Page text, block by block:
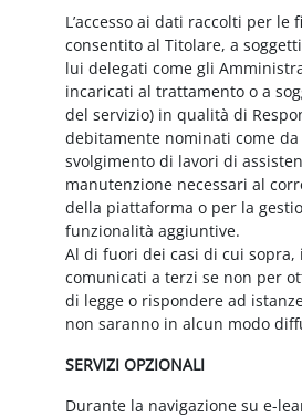
L’accesso ai dati raccolti per
consentito al Titolare, a
lui delegati come gli
incaricati al trattamento o a
del servizio) in qualità di
debitamente nominati come da
svolgimento di lavori di
manutenzione necessari al
della piattaforma o per la
funzionalità aggiuntive.
Al di fuori dei casi di cui
comunicati a terzi se non per
di legge o rispondere ad
non saranno in alcun modo
SERVIZI OPZIONALI
Durante la navigazione su e-